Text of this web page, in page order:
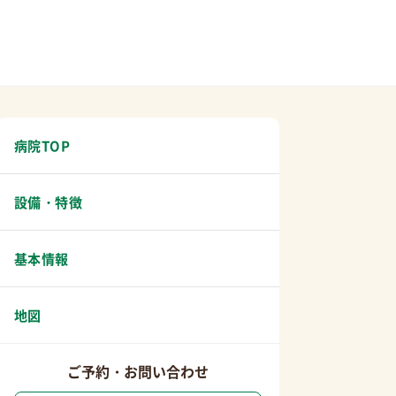
病院TOP
設備・特徴
基本情報
地図
ご予約・お問い合わせ